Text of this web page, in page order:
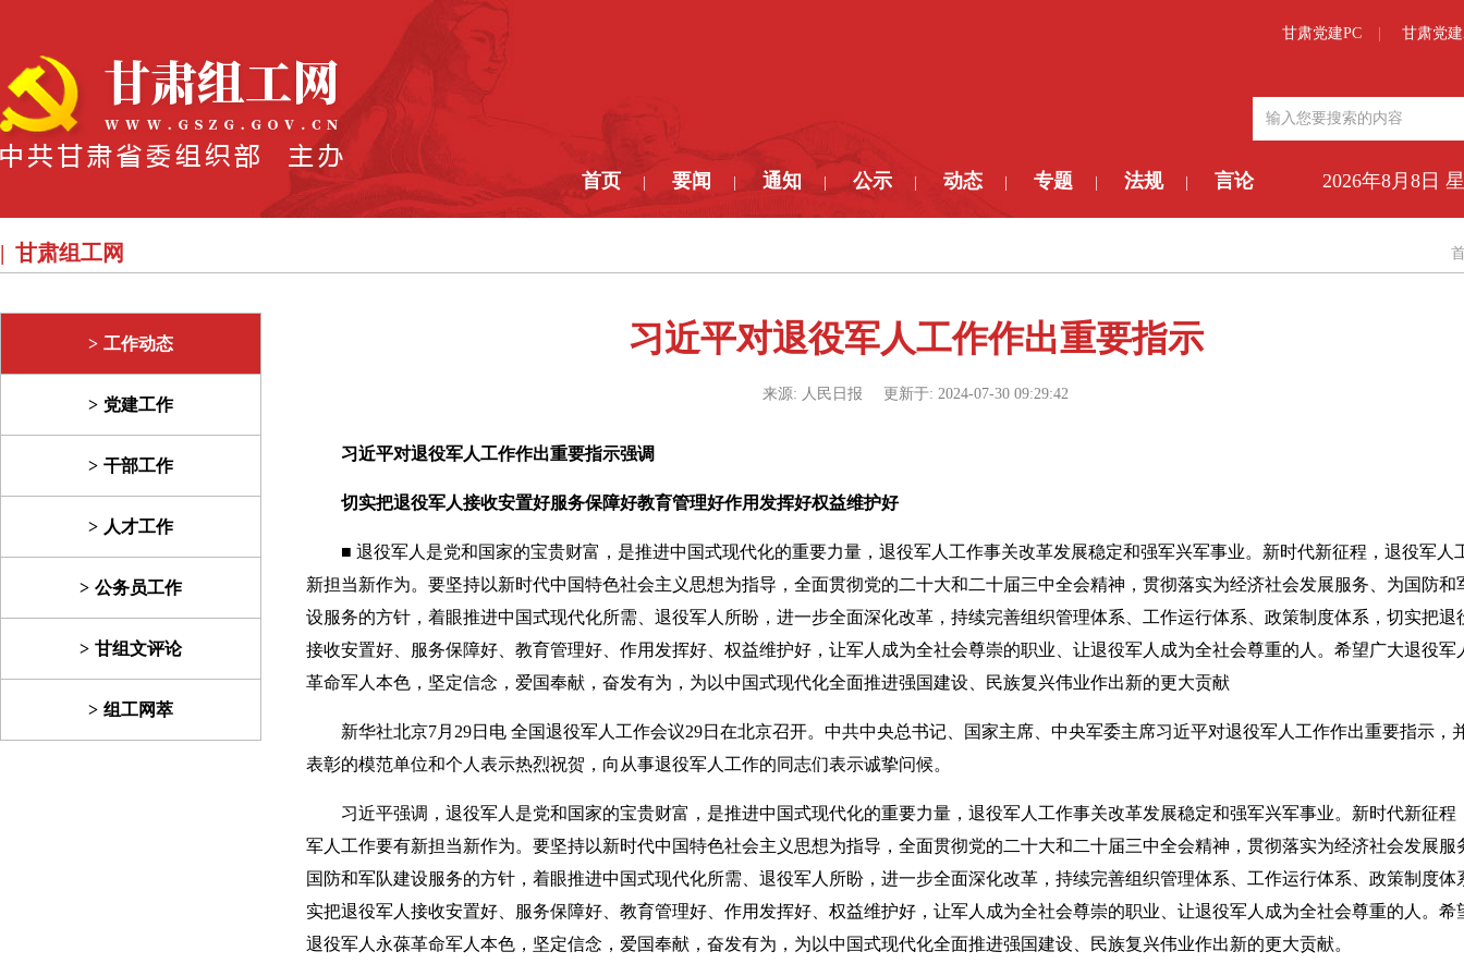
甘肃党建PC 甘肃党
首页 要闻 通知 公示 动态 专题 法规 言论 2026年8月8日
甘肃组工网
工作动态
党建工作
干部工作
人才工作
公务员工作
甘组文评论
组工网萃
习近平对退役军人工作作出重要指示
来源: 人民日报 更新于: 2024-07-30 09:29:42
习近平对退役军人工作作出重要指示强调
切实把退役军人接收安置好服务保障好教育管理好作用发挥好权益维护好
■ 退役军人是党和国家的宝贵财富，是推进中国式现代化的重要力量，退役军人工作事关改革发展稳定和强军兴军事业。新时代新征程，退役军人
新担当新作为。要坚持以新时代中国特色社会主义思想为指导，全面贯彻党的二十大和二十届三中全会精神，贯彻落实为经济社会发展服务、为国防和
设服务的方针，着眼推进中国式现代化所需、退役军人所盼，进一步全面深化改革，持续完善组织管理体系、工作运行体系、政策制度体系，切实把退
接收安置好、服务保障好、教育管理好、作用发挥好、权益维护好，让军人成为全社会尊崇的职业、让退役军人成为全社会尊重的人。希望广大退役军
革命军人本色，坚定信念，爱国奉献，奋发有为，为以中国式现代化全面推进强国建设、民族复兴伟业作出新的更大贡献
新华社北京7月29日电 全国退役军人工作会议29日在北京召开。中共中央总书记、国家主席、中央军委主席习近平对退役军人工作作出重要指示，
表彰的模范单位和个人表示热烈祝贺，向从事退役军人工作的同志们表示诚挚问候。
习近平强调，退役军人是党和国家的宝贵财富，是推进中国式现代化的重要力量，退役军人工作事关改革发展稳定和强军兴军事业。新时代新征程
军人工作要有新担当新作为。要坚持以新时代中国特色社会主义思想为指导，全面贯彻党的二十大和二十届三中全会精神，贯彻落实为经济社会发展服
国防和军队建设服务的方针，着眼推进中国式现代化所需、退役军人所盼，进一步全面深化改革，持续完善组织管理体系、工作运行体系、政策制度体
实把退役军人接收安置好、服务保障好、教育管理好、作用发挥好、权益维护好，让军人成为全社会尊崇的职业、让退役军人成为全社会尊重的人。希
退役军人永葆革命军人本色，坚定信念，爱国奉献，奋发有为，为以中国式现代化全面推进强国建设、民族复兴伟业作出新的更大贡献。